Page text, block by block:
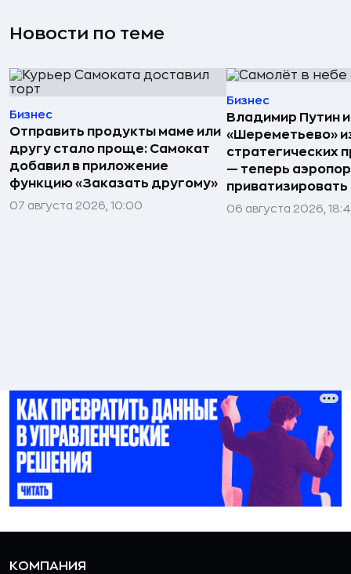
Новости по теме
Бизнес
Отправить продукты маме или
другу стало проще: Самокат
добавил в приложение
функцию «Заказать другому»
07 августа 2026, 10:00
Бизнес
Владимир Путин
«Шереметьево»
стратегических
— теперь
приватизировать
06 августа 2026,
КОМПАНИЯ